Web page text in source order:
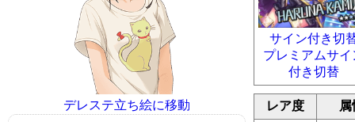
サイン付き切
プレミアムサイ
付き切替
レア度
属
デレステ立ち絵に移動